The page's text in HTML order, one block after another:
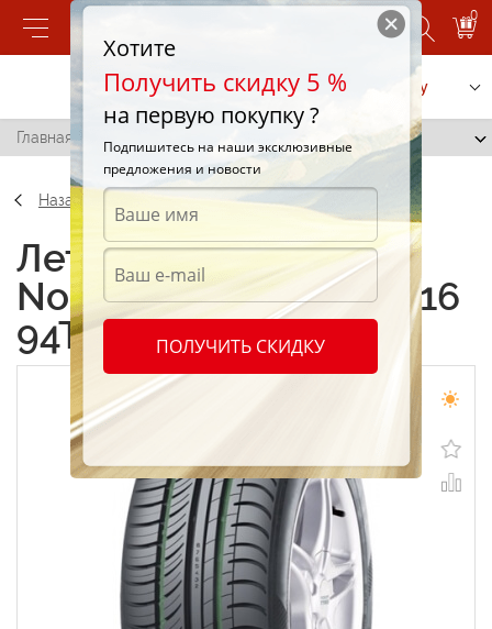
0
Позвонить Заказать услугу
Главная / Nokian Nordman SX 205/55 R16 94T
Назад
Летние шины Nokian
Nordman SX 205/55 R16
94T
Хотите
Получить скидку 5 %
на первую покупку ?
Подпишитесь на наши эксклюзивные
предложения и новости
ПОЛУЧИТЬ СКИДКУ